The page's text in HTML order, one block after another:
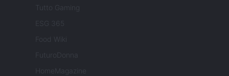
Tutto Gaming
ESG 365
Food Wiki
FuturoDonna
HomeMagazine